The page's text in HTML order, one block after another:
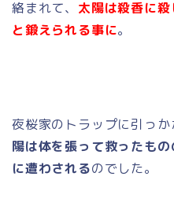
絡まれて、 太陽は殺香に
と鍛えられる事に。
夜桜家のトラップに引っか
陽は体を張って救ったも
に遭わされるのでした。